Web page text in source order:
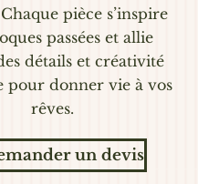
pièce s’inspire
passées et allie
détails et créativité
pour donner vie à vos
rêves.
un devis